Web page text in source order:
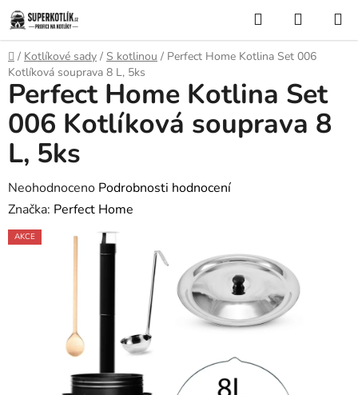
Přejít
na
obsah
Hledat
KOŠÍK
Domů
/ Kotlíkové sady / S kotlinou / Perfect Home Kotlina Set 006
Kotlíková souprava 8 L, 5ks
Perfect Home Kotlina Set
006 Kotlíková souprava 8
L, 5ks
Průměrné
hodnocení
produktu
Neohodnoceno Podrobnosti hodnocení
Značka: Perfect Home
AKCE